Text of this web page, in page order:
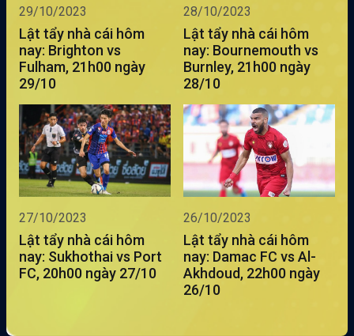
29/10/2023
Lật tẩy nhà cái hôm
nay: Brighton vs
Fulham, 21h00 ngày
29/10
28/10/2023
Lật tẩy nhà cái hôm
nay: Bournemouth vs
Burnley, 21h00 ngày
28/10
27/10/2023
Lật tẩy nhà cái hôm
nay: Sukhothai vs Port
FC, 20h00 ngày 27/10
26/10/2023
Lật tẩy nhà cái hôm
nay: Damac FC vs Al-
Akhdoud, 22h00 ngày
26/10